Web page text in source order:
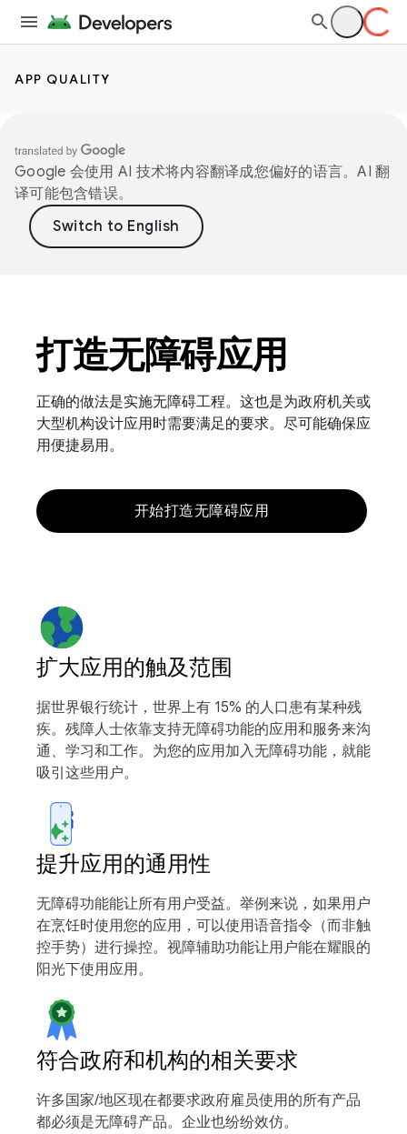
APP QUALITY
Google 会使用 AI 技术将内容翻译成您偏好的语言。AI 翻
译可能包含错误。
打造无障碍应用
正确的做法是实施无障碍工程。这也是为政府机关或
大型机构设计应用时需要满足的要求。尽可能确保应
用便捷易用。
开始打造无障碍应用
扩大应用的触及范围
据世界银行统计，世界上有 15% 的人口患有某种残
疾。残障人士依靠支持无障碍功能的应用和服务来沟
通、学习和工作。为您的应用加入无障碍功能，就能
吸引这些用户。
提升应用的通用性
无障碍功能能让所有用户受益。举例来说，如果用户
在烹饪时使用您的应用，可以使用语音指令（而非触
控手势）进行操控。视障辅助功能让用户能在耀眼的
阳光下使用应用。
符合政府和机构的相关要求
许多国家/地区现在都要求政府雇员使用的所有产品
都必须是无障碍产品。企业也纷纷效仿。